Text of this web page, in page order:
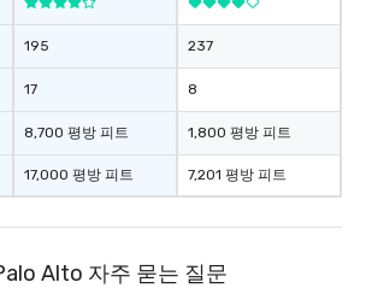
195
17
8,700 평방 피트
17,000 평방 피트
237
8
1,800 평방 피트
7,201 평방 피트
Alto 자주 묻는 질문